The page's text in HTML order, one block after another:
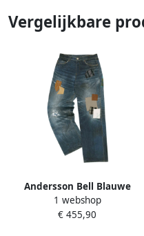
Vergelijkbare
Andersson Bell Blauwe
Patchwork Jeans Stijlvolle
Casual Uitstapjes Blue Heren
1 webshop
€ 455,90